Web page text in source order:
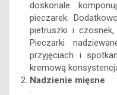
doskonale
pieczarek.
pietruszki i
Pieczarki
przyjęciach i
kremową
Nadzienie mięsne
: